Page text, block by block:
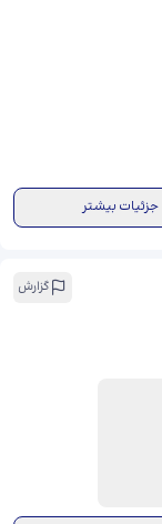
جزئیات بیشتر
گزارش